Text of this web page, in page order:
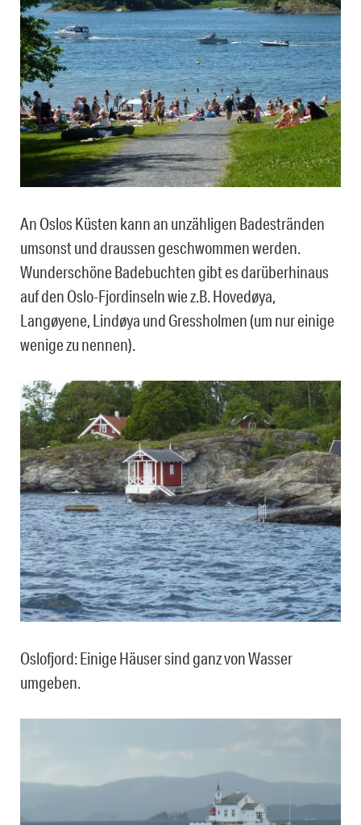
An Oslos Küsten kann an unzähligen Badestränden
umsonst und draussen geschwommen werden.
Wunderschöne Badebuchten gibt es darüberhinaus
auf den Oslo-Fjordinseln wie z.B. Hovedøya,
Langøyene, Lindøya und Gressholmen (um nur einige
wenige zu nennen).
Oslofjord: Einige Häuser sind ganz von Wasser
umgeben.